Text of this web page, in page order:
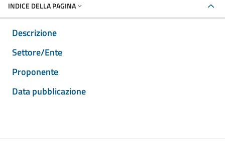
INDICE DELLA PAGINA
Descrizione
Settore/Ente
Proponente
Data pubblicazione